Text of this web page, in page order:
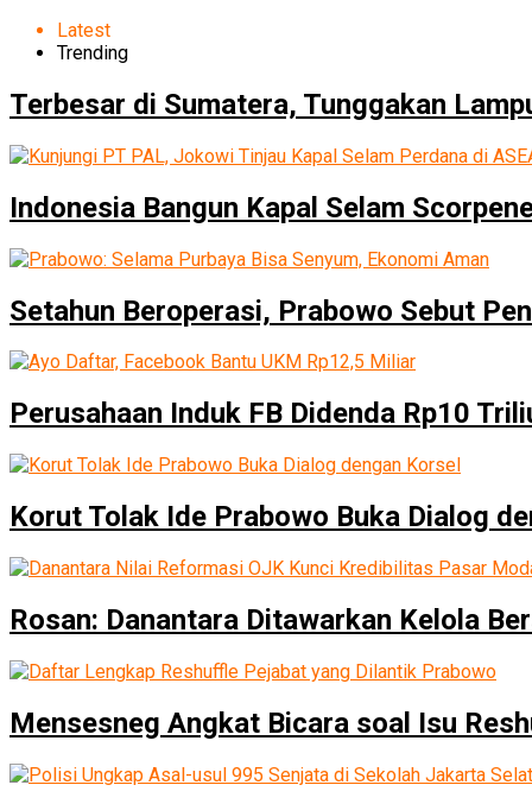
Latest
Trending
Terbesar di Sumatera, Tunggakan
Indonesia Bangun Kapal Selam
Setahun Beroperasi, Prabowo Sebut
Perusahaan Induk FB Didenda Rp10
Korut Tolak Ide Prabowo Buka Dialog
Rosan: Danantara Ditawarkan Kelola
Mensesneg Angkat Bicara soal Isu